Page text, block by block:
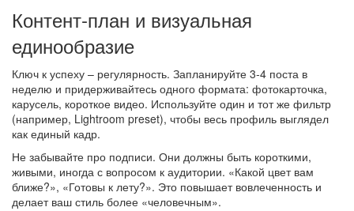
Контент‑план и визуальная
единообразие
Ключ к успеху – регулярность. Запланируйте 3‑4 поста в
неделю и придерживайтесь одного формата: фотокарточка,
карусель, короткое видео. Используйте один и тот же фильтр
(например, Lightroom preset), чтобы весь профиль выглядел
как единый кадр.
Не забывайте про подписи. Они должны быть короткими,
живыми, иногда с вопросом к аудитории. «Какой цвет вам
ближе?», «Готовы к лету?». Это повышает вовлеченность и
делает ваш стиль более «человечным».